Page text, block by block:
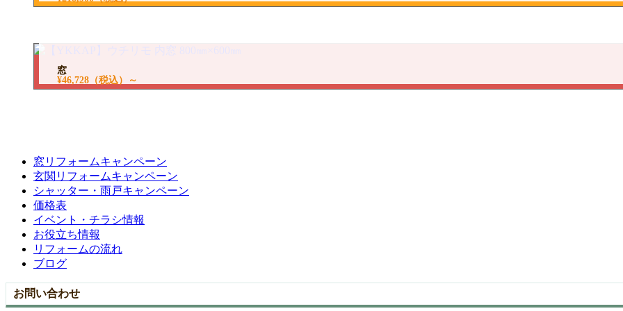
窓
¥46,728（税込）～
窓リフォームキャンペーン
玄関リフォームキャンペーン
シャッター・雨戸キャンペーン
価格表
イベント・チラシ情報
お役立ち情報
リフォームの流れ
ブログ
お問い合わせ